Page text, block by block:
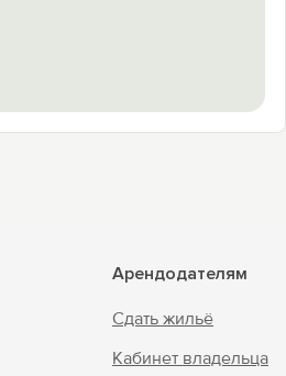
Арендодателям
Сдать жильё
Кабинет владельца